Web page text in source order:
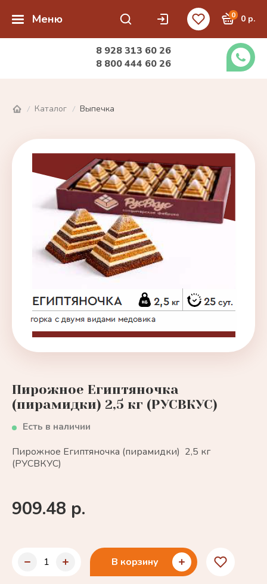
Меню 0 0 р.
8 928 313 60 26
8 800 444 60 26
/ Каталог / Выпечка
Пирожное Египтяночка
(пирамидки) 2,5 кг (РУСВКУС)
Есть в наличии
Пирожное Египтяночка (пирамидки) 2,5 кг
(РУСВКУС)
909.48 р.
В корзину